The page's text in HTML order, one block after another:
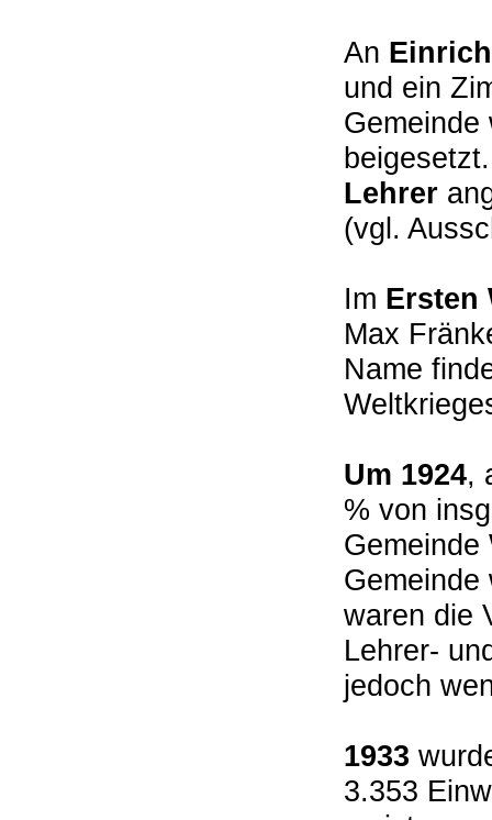
An
und ein
Lehrer
(vgl.
Im Ersten
Max
Name
Um 1924,
% von
Gemeinde
waren die
Lehrer-
jedoch
1933
3.353